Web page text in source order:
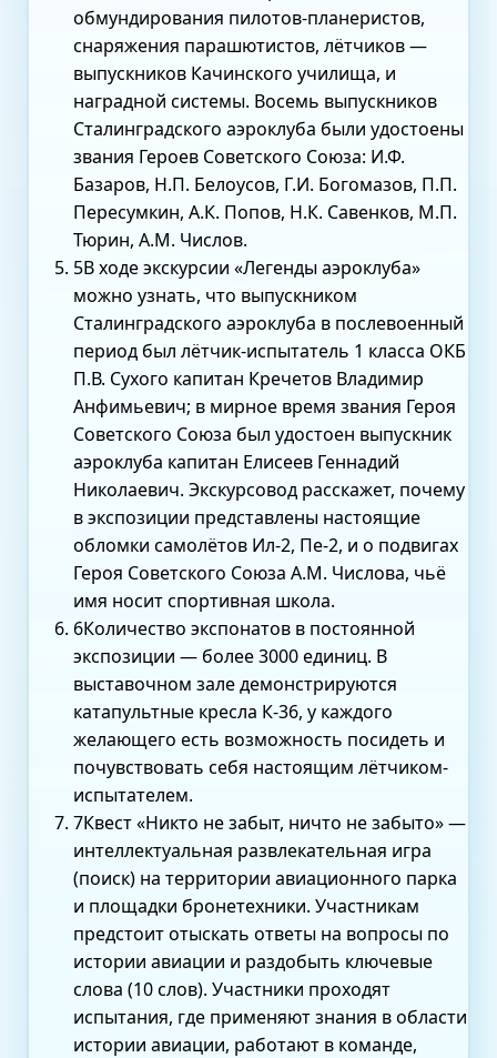
обмундирования пилотов-планеристов,
снаряжения парашютистов, лётчиков —
выпускников Качинского училища, и
наградной системы. Восемь выпускников
Сталинградского аэроклуба были удостоены
звания Героев Советского Союза: И.Ф.
Базаров, Н.П. Белоусов, Г.И. Богомазов, П.П.
Пересумкин, А.К. Попов, Н.К. Савенков, М.П.
Тюрин, А.М. Числов.
5В ходе экскурсии «Легенды аэроклуба»
можно узнать, что выпускником
Сталинградского аэроклуба в послевоенный
период был лётчик-испытатель 1 класса ОКБ
П.В. Сухого капитан Кречетов Владимир
Анфимьевич; в мирное время звания Героя
Советского Союза был удостоен выпускник
аэроклуба капитан Елисеев Геннадий
Николаевич. Экскурсовод расскажет, почему
в экспозиции представлены настоящие
обломки самолётов Ил-2, Пе-2, и о подвигах
Героя Советского Союза А.М. Числова, чьё
имя носит спортивная школа.
6Количество экспонатов в постоянной
экспозиции — более 3000 единиц. В
выставочном зале демонстрируются
катапультные кресла К-36, у каждого
желающего есть возможность посидеть и
почувствовать себя настоящим лётчиком-
испытателем.
7Квест «Никто не забыт, ничто не забыто» —
интеллектуальная развлекательная игра
(поиск) на территории авиационного парка
и площадки бронетехники. Участникам
предстоит отыскать ответы на вопросы по
истории авиации и раздобыть ключевые
слова (10 слов). Участники проходят
испытания, где применяют знания в области
истории авиации, работают в команде,